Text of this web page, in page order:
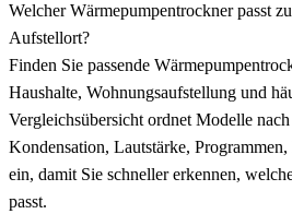
Welcher Wärmepumpentrockner passt
Aufstellort?
Finden Sie passende
Haushalte, Wohnungsaufstellung und
Vergleichsübersicht ordnet Modelle
Kondensation, Lautstärke,
ein, damit Sie schneller erkennen,
passt.